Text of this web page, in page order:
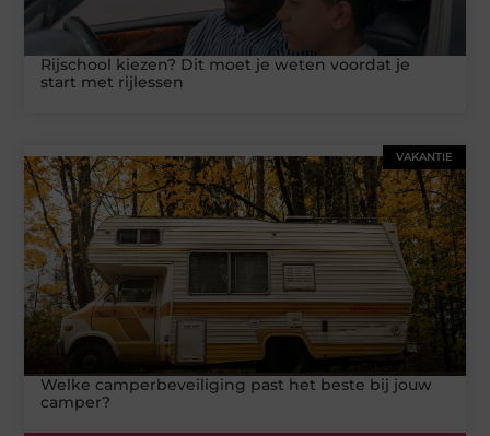
Rijschool kiezen? Dit moet je weten voordat je
start met rijlessen
VAKANTIE
Welke camperbeveiliging past het beste bij jouw
camper?